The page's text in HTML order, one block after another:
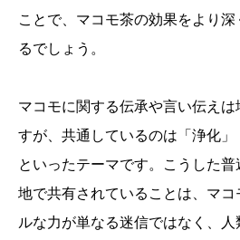
ことで、マコモ茶の効果をより
るでしょう。
マコモに関する伝承や言い伝えは
すが、共通しているのは「浄化」
といったテーマです。こうした
地で共有されていることは、マ
ルな力が単なる迷信ではなく、